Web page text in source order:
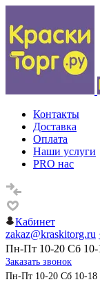
Контакты
Доставка
Оплата
Наши услуги
PRO нас
Кабинет
zakaz@kraskitorg.ru
Пн-Пт 10-20 Сб 10-
Заказать звонок
Пн-Пт 10-20 Сб 10-18